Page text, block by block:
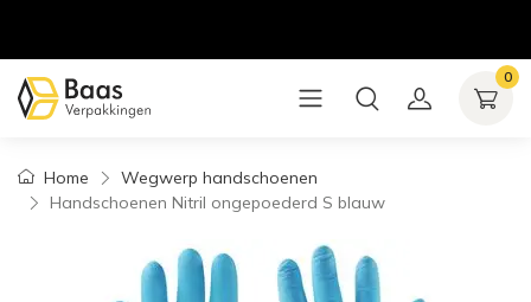
0
Home
Wegwerp handschoenen
Handschoenen Nitril ongepoederd S blauw